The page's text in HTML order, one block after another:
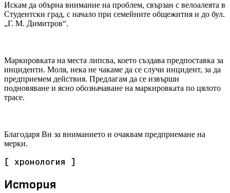
Искам да обърна внимание на проблем, свързан с велоалеята в
Студентски град, с начало при семейните общежития и до бул.
„Г. М. Димитров“.
Маркировката на места липсва, което създава предпоставка за
инциденти. Моля, нека не чакаме да се случи инцидент, за да
предприемем действия. Предлагам да се извърши
подновяване и ясно обозначаване на маркировката по цялото
трасе.
Благодаря Ви за вниманието и очаквам предприемане на
мерки.
[ хронология ]
История